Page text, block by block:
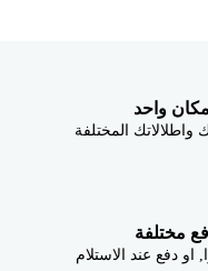
واحد
واطلالاتك المختلفة
مختلفة
او دفع عند الاستلام